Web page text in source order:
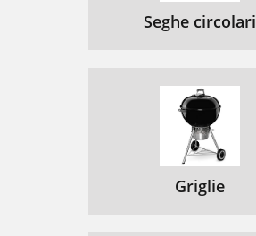
Seghe circolari
Griglie